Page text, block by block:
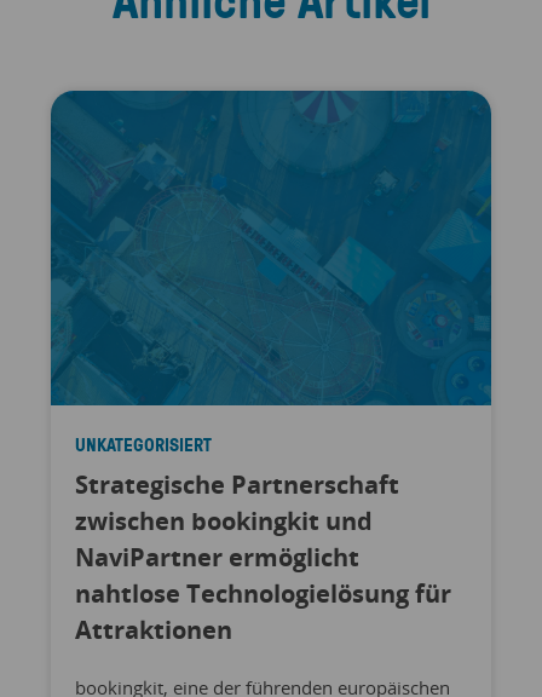
UNKATEGORISIERT
Strategische Partnerschaft
zwischen bookingkit und
NaviPartner ermöglicht
nahtlose Technologielösung für
Attraktionen
bookingkit, eine der führenden europäischen